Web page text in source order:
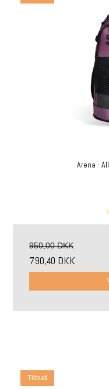
Arena -
950,00 DKK
790,40 DKK
Tilbud